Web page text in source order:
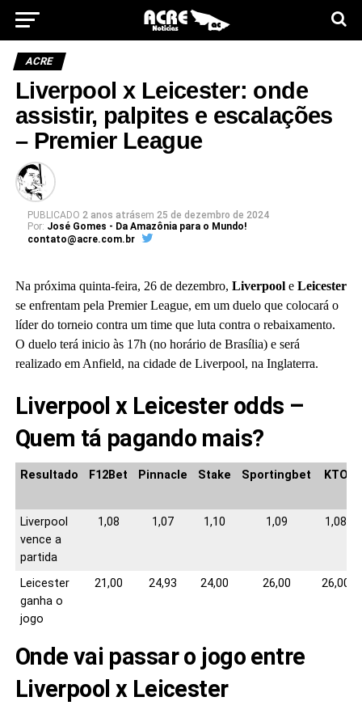
ACRE
Liverpool x Leicester: onde
assistir, palpites e escalações
– Premier League
PUBLICADO 2 anos atrásem 25 de dezembro de 2024
Por: José Gomes - Da Amazônia para o Mundo!
contato@acre.com.br
Na próxima quinta-feira, 26 de dezembro, Liverpoole Leicester
se enfrentam pela Premier League, em um duelo que colocará o
líder do torneio contra um time que luta contra o rebaixamento.
O duelo terá inicio às 17h (no horário de Brasília) e será
realizado em Anfield, na cidade de Liverpool, na Inglaterra.
Liverpool x Leicester odds –
Quem tá pagando mais?
Resultado F12Bet Pinnacle Stake Sportingbet KTO
Liverpool
vence a
partida
1,08 1,07 1,10 1,09 1,08
Leicester
ganha o
jogo
21,00 24,93 24,00 26,00 26,00
Onde vai passar o jogo entre
Liverpool x Leicester